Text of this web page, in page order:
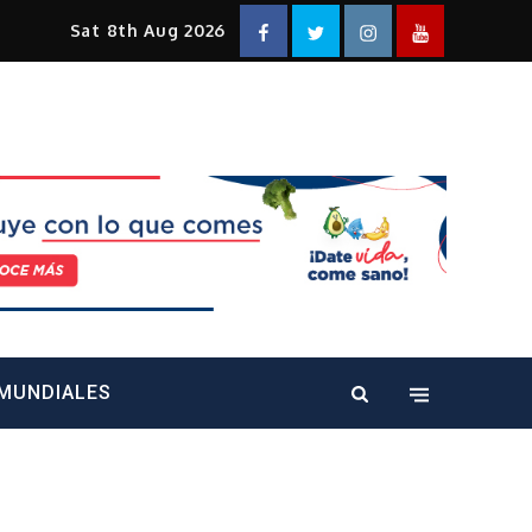
Sat 8th Aug 2026 FacebookTwitterInstagramYouTube